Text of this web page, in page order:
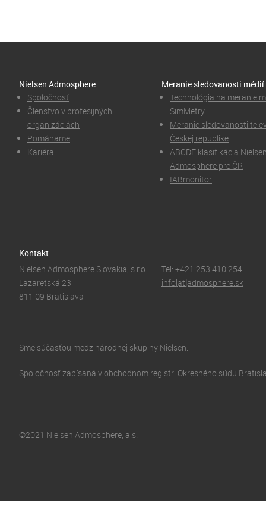
Nielsen Admosphere
Spoločnosť
Členstvo v profesijných
organizáciách
Pomáhame
Kariéra
Meranie sledovanosti médií
Technológia na meranie
SimMetry
Meranie sledovanosti
Českej republike
ABCDE klasifikácia
Admosphere pre ČR
IABmonitor
Kontakt
Nielsen Admosphere Slovakia, s.r.o.
Lazaretská 23
811 09 Bratislava
Tel: +421 253 410 254
info[at]admosphere.sk
Sme súčasťou medzinárodnej skupiny Nielsen.
Spoločnosť zapísaná v obchodnom registri Okresného súdu
©2021 Nielsen Admosphere, a.s.